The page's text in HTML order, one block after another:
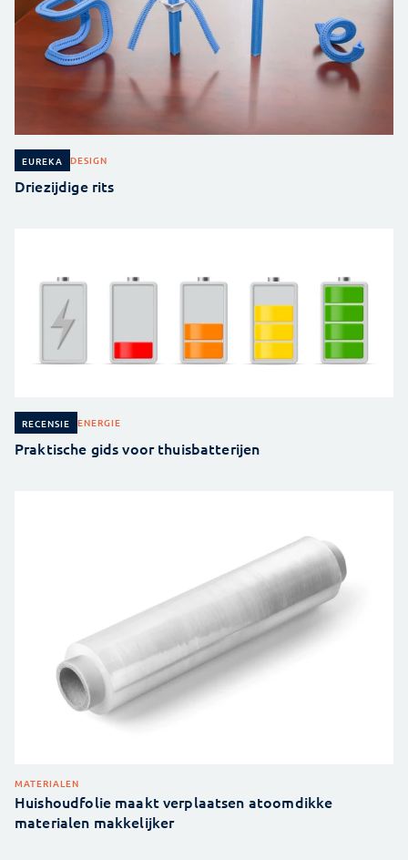
EUREKA DESIGN
Driezijdige rits
RECENSIE ENERGIE
Praktische gids voor thuisbatterijen
MATERIALEN
Huishoudfolie maakt verplaatsen atoomdikke
materialen makkelijker